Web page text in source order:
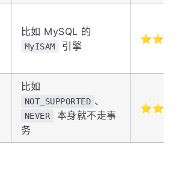
比如 MySQL 的
MyISAM 引擎
⭐⭐⭐
比如
NOT_SUPPORTED 、
NEVER
本身就不走事
务
⭐⭐⭐